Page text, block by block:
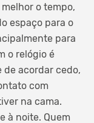
o tempo,
espaço para o
para
o relógio é
acordar cedo,
com
na cama.
à noite. Quem